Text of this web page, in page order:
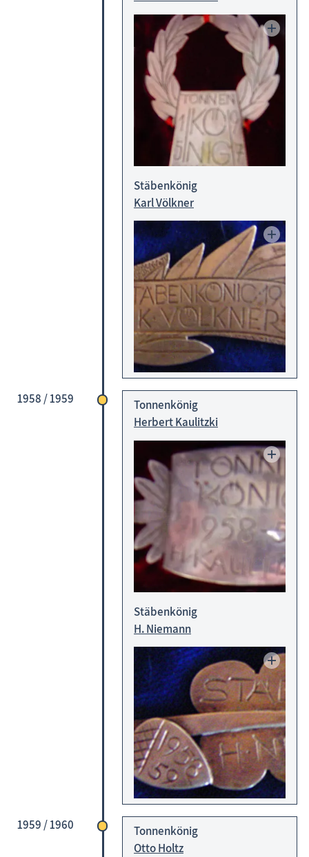
Stäbenkönig
Karl Völkner
1958 / 1959
Tonnenkönig
Herbert Kaulitzki
Stäbenkönig
H. Niemann
1959 / 1960
Tonnenkönig
Otto Holtz